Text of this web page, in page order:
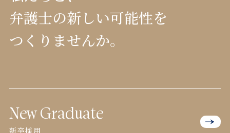
弁護士の新しい可能性を
つくりませんか。
New Graduate
新卒採用